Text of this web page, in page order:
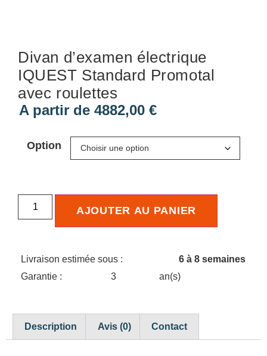
Divan d’examen électrique
IQUEST Standard Promotal
avec roulettes
A partir de 4882,00 €
Option
AJOUTER AU PANIER
Livraison estimée sous :
6 à 8 semaines
Garantie :
3 an(s)
Description Avis (0) Contact